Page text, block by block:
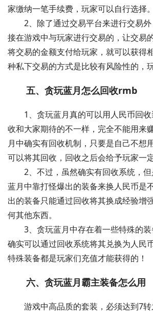
家缴纳一笔手续费，玩家可以自行选择。
2、除了通过交易平台来进行交易
接在游戏中与玩家进行交易的，让交易
将交易的金额支付给玩家，就可以获得
种私下交易的方式是比较有风险性的，
五、贪玩蓝月怎么回收rmb
1、贪玩蓝月真的可以用人民币回
收和大家期待的不一样，完全不能用来
月中确实有回收机制，只要是自己不想
可以将其回收，回收之后会给予玩家一定
2、不过，虽然确实有回收系统，
蓝月中靠打怪爆出的装备来换人民币是
出的装备只能通过回收将其换成经验增
何其他东西。
3、贪玩蓝月中存在着一些特殊的
确实可以通过回收系统将其兑换为人民
特殊装备都是玩家们充值才能获得的！
六、贪玩蓝月霸主装备怎么用
游戏中高品质的套装，必须达到7